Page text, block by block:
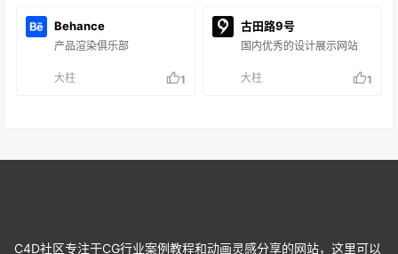
Behance
产品渲染俱乐部
大柱 1
古田路9号
国内优秀的设计展示网站
大柱 1
C4D社区专注于CG行业案例教程和动画灵感分享的网站，这里可以